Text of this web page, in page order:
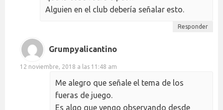
Alguien en el club debería señalar esto.
Responder
Grumpyalicantino
12 noviembre, 2018 a las 11:48 am
Me alegro que señale el tema de los
fueras de juego.
Es algo que vengo observando desde